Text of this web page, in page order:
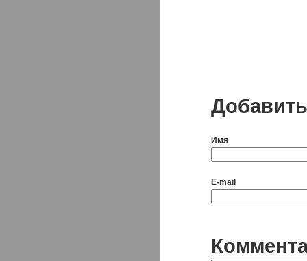
Имя
E-mail